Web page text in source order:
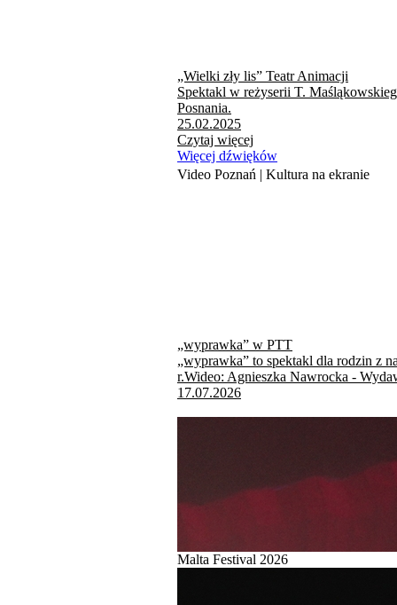
„Wielki zły lis” Teatr Animacji
Spektakl w reżyserii T.
Posnania.
25.02.2025
Czytaj więcej
Więcej dźwięków
Video Poznań | Kultura na ekranie
„wyprawka” w PTT
„wyprawka” to spektakl dla rodzin z
r.Wideo: Agnieszka Nawrocka -
17.07.2026
Malta Festival 2026